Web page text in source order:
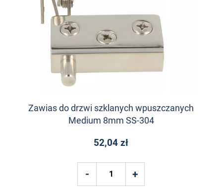
Zawias do drzwi szklanych wpuszczanych
Medium 8mm SS-304
52,04 zł